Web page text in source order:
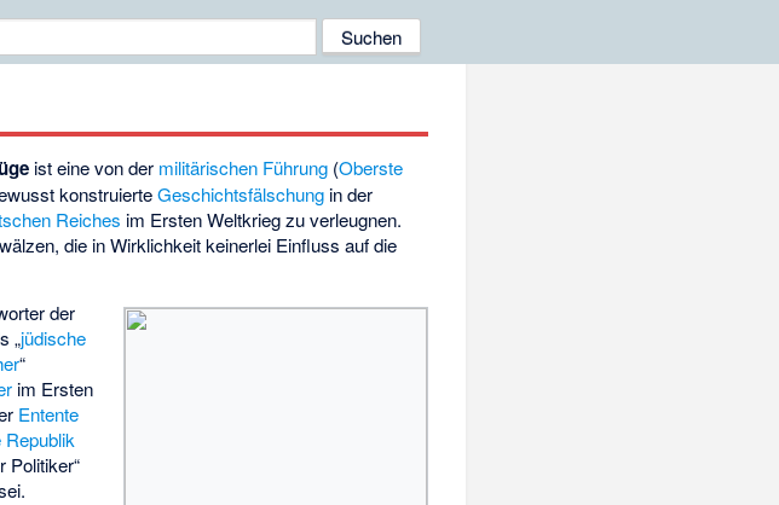
ist eine von der militärischen Führung (Oberste
konstruierteGeschichtsfälschung in der
Reiches im Ersten Weltkrieg zu verleugnen.
die in Wirklichkeit keinerlei Einfluss auf die
der
„jüdische
“
im Ersten
Entente
Republik
Politiker“